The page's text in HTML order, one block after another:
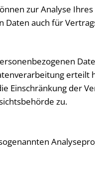
zur Analyse
auch für
erteilt
Einschränkung der
zu.